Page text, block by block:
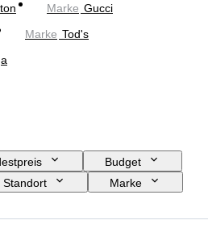
Marke Gucci
Marke Tod's
Budget
Standort
Marke